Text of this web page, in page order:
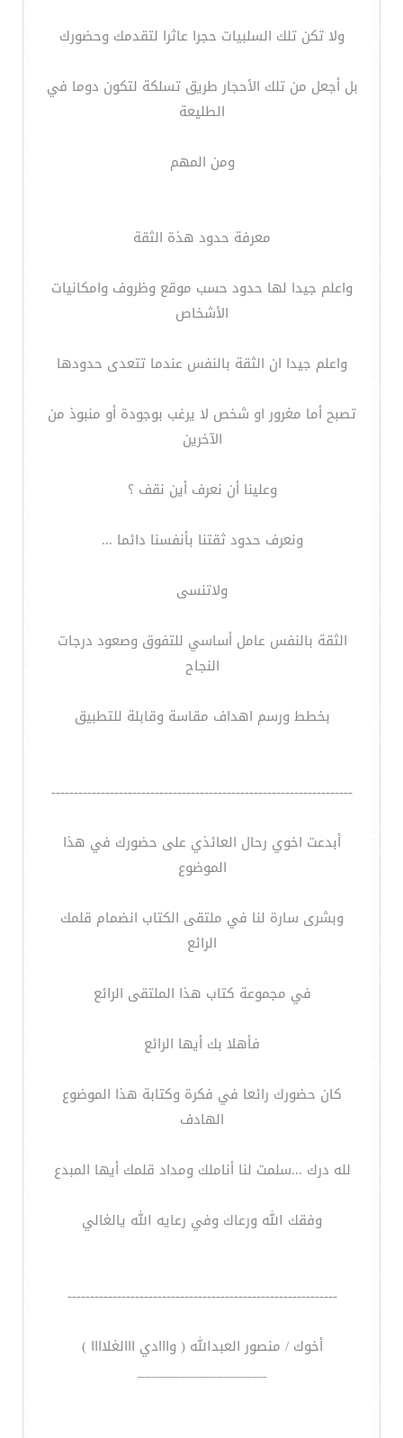
ولا تكن تلك السلبيات حجرا عاثرا لتقدمك وحضورك
بل أجعل من تلك الأحجار طريق تسلكة لتكون دوما في
الطليعة
ومن المهم
معرفة حدود هذة الثقة
واعلم جيدا لها حدود حسب موقع وظروف وامكانيات
الأشخاص
واعلم جيدا ان الثقة بالنفس عندما تتعدى حدودها
تصبح أما مغرور او شخص لا يرغب بوجودة أو منبوذ من
الآخرين
وعلينا أن نعرف أين نقف ؟
ونعرف حدود ثقتنا بأنفسنا دائما ...
ولاتنسى
الثقة بالنفس عامل أساسي للتفوق وصعود درجات
النجاح
بخطط ورسم اهداف مقاسة وقابلة للتطبيق
-------------------------------------------------------------------
أبدعت اخوي رحال العائذي على حضورك في هذا
الموضوع
وبشرى سارة لنا في ملتقى الكتاب انضمام قلمك
الرائع
في مجموعة كتاب هذا الملتقى الرائع
فأهلا بك أيها الرائع
كان حضورك رائعا في فكرة وكتابة هذا الموضوع
الهادف
لله درك ...سلمت لنا أناملك ومداد قلمك أيها المبدع
وفقك الله ورعاك وفي رعايه الله يالغالي
------------------------------------------------------------
أخوك / منصور العبدالله ( وااادي ااالغلاااا )
__________________